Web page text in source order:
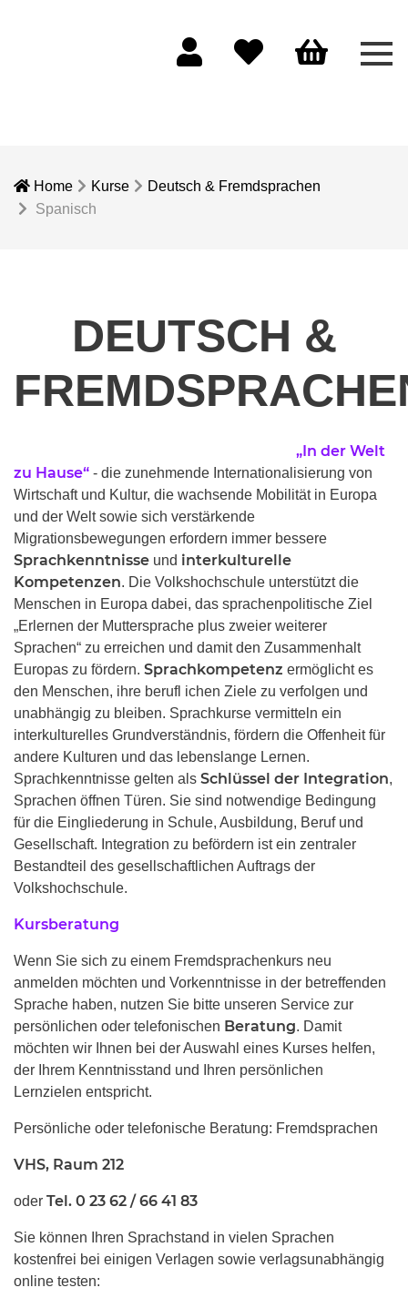
Home Kurse
Deutsch & Fremdsprachen
Spanisch
DEUTSCH &
„In der Welt
zu Hause“ - die zunehmende Internationalisierung von
Wirtschaft und Kultur, die wachsende Mobilität in Europa
und der Welt sowie sich verstärkende
Migrationsbewegungen erfordern immer bessere
Sprachkenntnisse und interkulturelle
Kompetenzen. Die Volkshochschule unterstützt die
Menschen in Europa dabei, das sprachenpolitische Ziel
„Erlernen der Muttersprache plus zweier weiterer
Sprachen“ zu erreichen und damit den Zusammenhalt
Europas zu fördern. Sprachkompetenz ermöglicht es
den Menschen, ihre berufl ichen Ziele zu verfolgen und
unabhängig zu bleiben. Sprachkurse vermitteln ein
interkulturelles Grundverständnis, fördern die Offenheit für
andere Kulturen und das lebenslange Lernen.
Sprachkenntnisse gelten als Schlüssel der Integration,
Sprachen öffnen Türen. Sie sind notwendige Bedingung
für die Eingliederung in Schule, Ausbildung, Beruf und
Gesellschaft. Integration zu befördern ist ein zentraler
Bestandteil des gesellschaftlichen Auftrags der
Volkshochschule.
Kursberatung
Wenn Sie sich zu einem Fremdsprachenkurs neu
anmelden möchten und Vorkenntnisse in der betreffenden
Sprache haben, nutzen Sie bitte unseren Service zur
persönlichen oder telefonischen Beratung. Damit
möchten wir Ihnen bei der Auswahl eines Kurses helfen,
der Ihrem Kenntnisstand und Ihren persönlichen
Lernzielen entspricht.
Persönliche oder telefonische Beratung: Fremdsprachen
VHS, Raum 212
oder Tel. 0 23 62 / 66 41 83
Sie können Ihren Sprachstand in vielen Sprachen
kostenfrei bei einigen Verlagen sowie verlagsunabhängig
online testen: